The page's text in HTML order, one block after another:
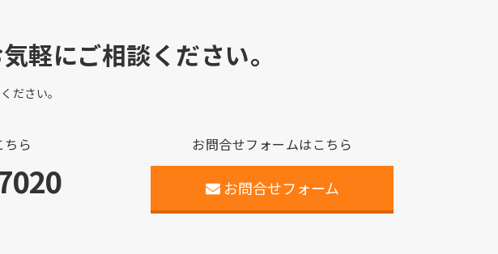
軽にご相談ください。
ださい。
ちら お問合せフォームはこちら
お問合せフォーム